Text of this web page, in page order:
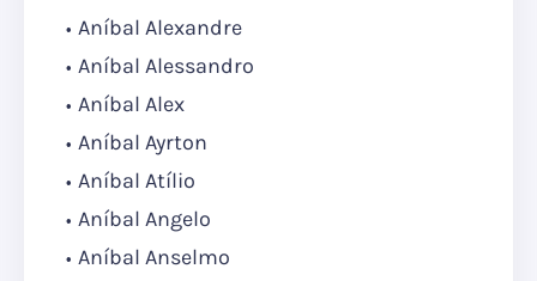
Aníbal Alexandre
Aníbal Alessandro
Aníbal Alex
Aníbal Ayrton
Aníbal Atílio
Aníbal Angelo
Aníbal Anselmo